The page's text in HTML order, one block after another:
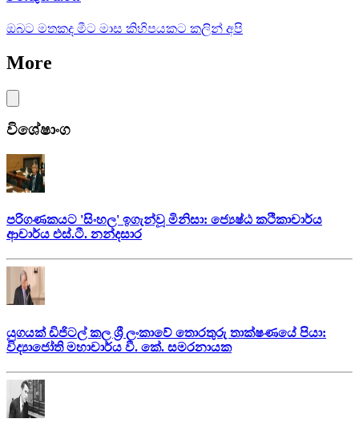
ඔබට මතකද මීට මාස කිහිපයකට කලින් අපි
More
විශේෂාංග
පරිගණකයට 'සිංහල' ඉගැන්වූ මිනිසා: ජ්‍යෙෂ්ඨ කථිකාචාර්ය
ආචාර්ය එස්.ටී. නන්දසාර
යුගයක් ඩිජිටල් කල ශ්‍රී ලංකාවේ තොරතුරු තාක්ෂණයේ පියා:
විද්‍යාජෝති මහාචාර්ය වී. කේ. සමරනායක